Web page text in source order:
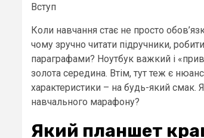
Вступ
Коли навчання стає не просто
чому зручно читати підручники,
параграфами? Ноутбук важкий і
золота середина. Втім, тут теж є
характеристики – на будь-який смак.
навчального марафону?
Який планшет